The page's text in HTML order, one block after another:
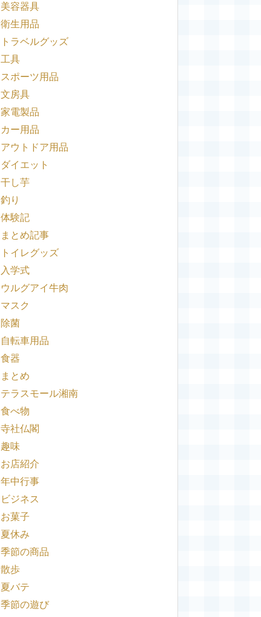
美容器具
衛生用品
トラベルグッズ
工具
スポーツ用品
文房具
家電製品
カー用品
アウトドア用品
ダイエット
干し芋
釣り
体験記
まとめ記事
トイレグッズ
入学式
ウルグアイ牛肉
マスク
除菌
自転車用品
食器
まとめ
テラスモール湘南
食べ物
寺社仏閣
趣味
お店紹介
年中行事
ビジネス
お菓子
夏休み
季節の商品
散歩
夏バテ
季節の遊び